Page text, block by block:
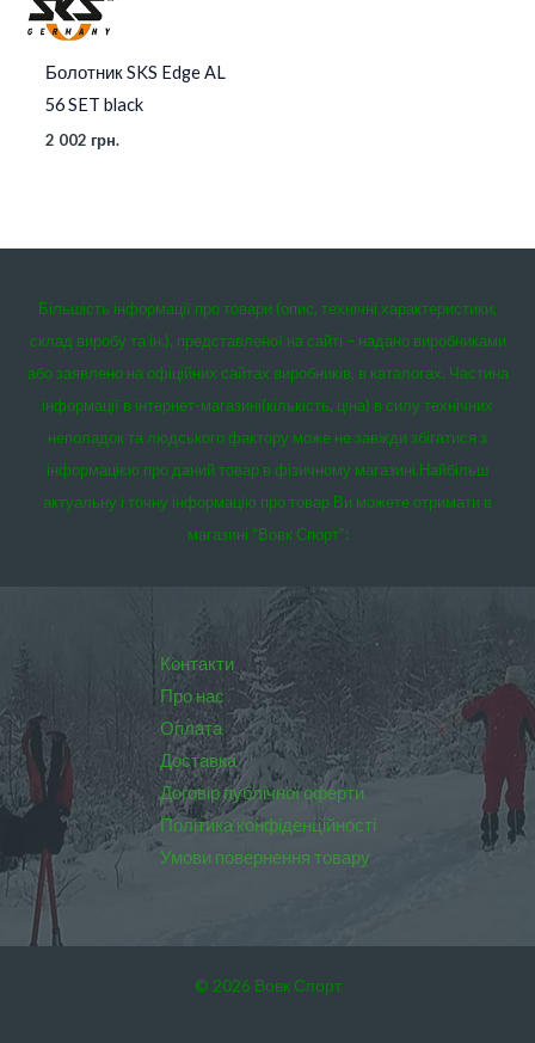
Болотник SKS Edge AL
56 SET black
2 002 грн.
Більшість інформації про товари (опис, технічні характеристики,
склад виробу та ін.), представленої на сайті – надано виробниками
або заявлено на офіційних сайтах виробників, в каталогах. Частина
інформації в інтернет-магазині(кількість, ціна) в силу технічних
неполадок та людського фактору може не завжди збігатися з
інформацією про даний товар в фізичному магазині.Найбільш
актуальну і точну інформацію про товар Ви можете отримати в
магазині “Вовк Спорт”:
Контакти
Про нас
Оплата
Доставка
Договір публічної оферти
Політика конфіденційності
Умови повернення товару
© 2026 Вовк Спорт